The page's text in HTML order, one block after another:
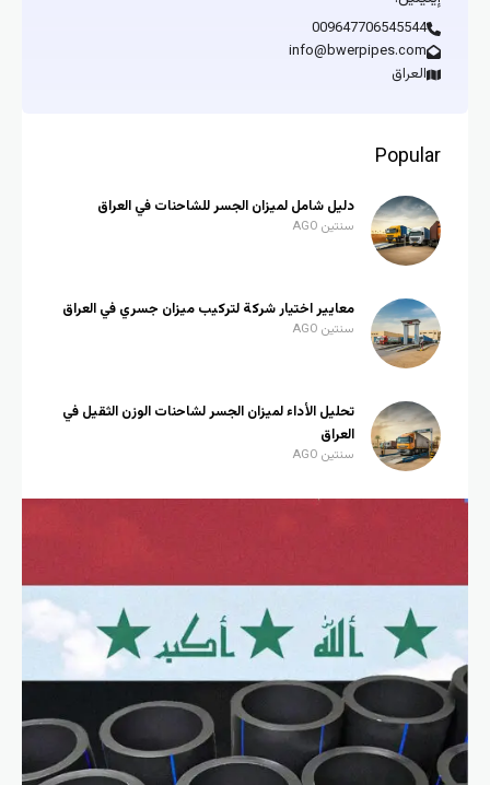
009647706545544
info@bwerpipes.com
العراق
Popular
دليل شامل لميزان الجسر للشاحنات في العراق
سنتين AGO
معايير اختيار شركة لتركيب ميزان جسري في العراق
سنتين AGO
تحليل الأداء لميزان الجسر لشاحنات الوزن الثقيل في
العراق
سنتين AGO